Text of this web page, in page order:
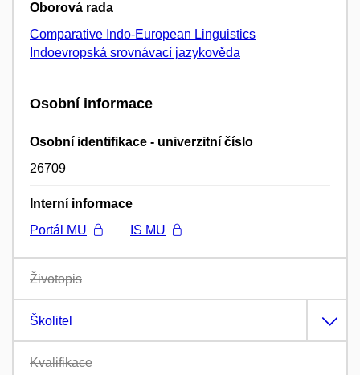
Oborová rada
Comparative Indo-European Linguistics
Indoevropská srovnávací jazykověda
Osobní informace
Osobní identifikace - univerzitní číslo
26709
Interní informace
Portál MU
IS MU
Životopis
Školitel
Kvalifikace